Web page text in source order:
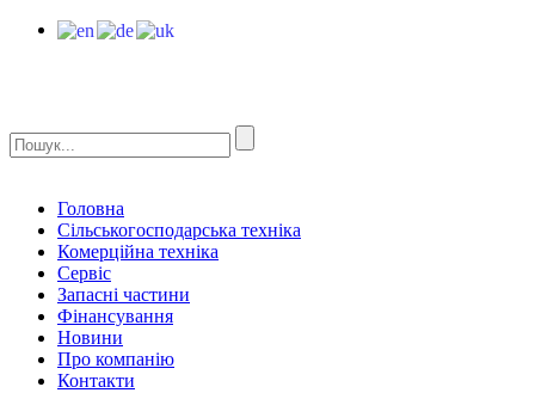
Головна
Сільськогосподарська техніка
Комерційна техніка
Сервіс
Запасні частини
Фінансування
Новини
Про компанію
Контакти